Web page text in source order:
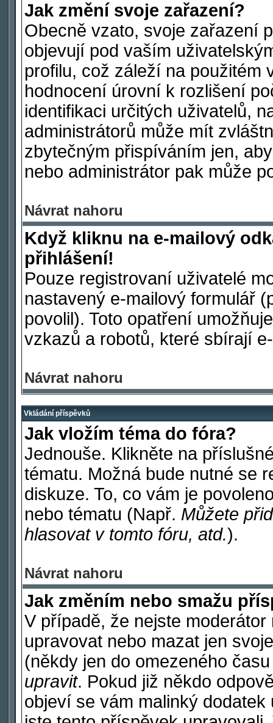
Jak změní svoje zařazení?
Obecně vzato, svoje zařazení
objevují pod vaším
profilu, což záleží na použitém
hodnocení úrovní k rozlišení
identifikaci určitých uživatelů,
administrátorů může mít
zbytečným přispíváním jen,
nebo administrátor pak může
Návrat nahoru
Když kliknu na e-mailový
přihlášení!
Pouze registrovaní uživatelé
nastavený e-mailový formulář
povolil). Toto opatření
vzkazů a robotů, které sbírají
Návrat nahoru
Vkládání příspěvků
Jak vložím téma do fóra?
Jednouše. Klikněte na
tématu. Možná bude nutné se
diskuze. To, co vám je
nebo tématu (Např. Můžete
hlasovat v tomto fóru, atd.).
Návrat nahoru
Jak změním nebo smažu
V případě, že nejste
upravovat nebo mazat jen
(někdy jen do omezeného
upravit. Pokud již někdo
objeví se vám malinký